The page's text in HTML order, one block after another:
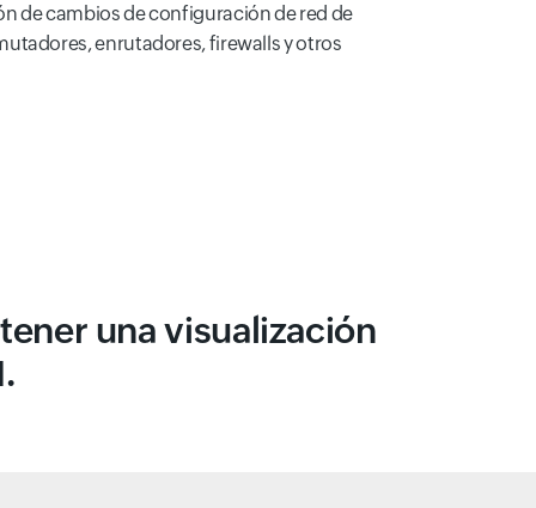
de cambios de configuración de red de
enrutadores, firewalls y otros
una visualización